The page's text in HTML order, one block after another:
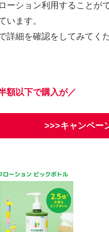
ーション利用することが
います。
詳細を確認をしてみてく
額以下で購入が／
>>>キャンペー